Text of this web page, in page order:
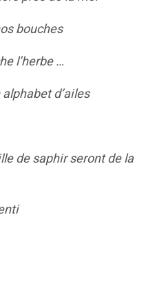
bouches
l’herbe …
d’ailes
de saphir seront de la